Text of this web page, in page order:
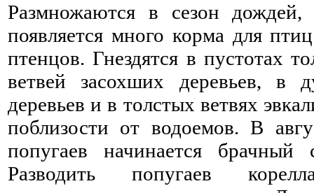
Размножаются в сезон дождей,
появляется много корма для
птенцов. Гнездятся в пустотах
ветвей засохших деревьев, в
деревьев и в толстых ветвях
поблизости от водоемов. В
попугаев начинается брачный
Разводить попугаев